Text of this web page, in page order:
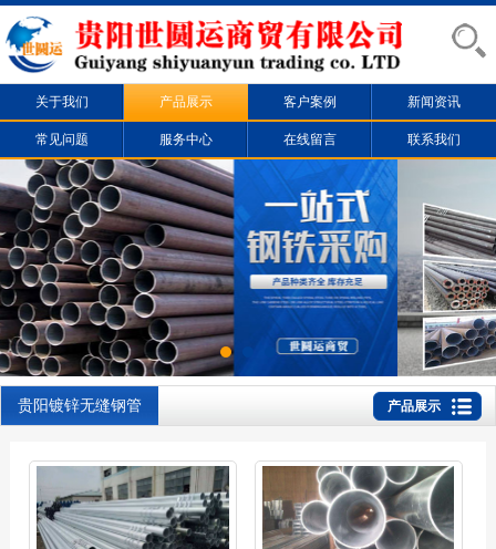
关于我们 产品展示 客户案例 新闻资讯
常见问题 服务中心 在线留言 联系我们
贵阳镀锌无缝钢管 产品展示